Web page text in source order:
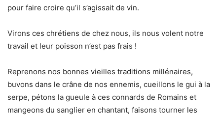
pour faire croire qu’il s’agissait de vin.
Virons ces chrétiens de chez nous, ils nous volent notre
travail et leur poisson n’est pas frais !
Reprenons nos bonnes vieilles traditions millénaires,
buvons dans le crâne de nos ennemis, cueillons le gui à la
serpe, pétons la gueule à ces connards de Romains et
mangeons du sanglier en chantant, faisons tourner les